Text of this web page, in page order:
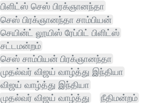
பிளிட்ஸ் செஸ் பிரக்ஞானந்தா
செஸ் பிரக்ஞானந்தா சாம்பியன்
செயின்ட் லூயிஸ் ரேப்பிட் பிளிட்ஸ்
சட்டமன்றம்
செஸ் சாம்பியன் பிரக்ஞானந்தா
முதல்வர் விஜய் வாழ்த்து இந்தியா
விஜய் வாழ்த்து இந்தியா
முதல்வர் விஜய் வாழ்த்து
நீதிமன்றம்